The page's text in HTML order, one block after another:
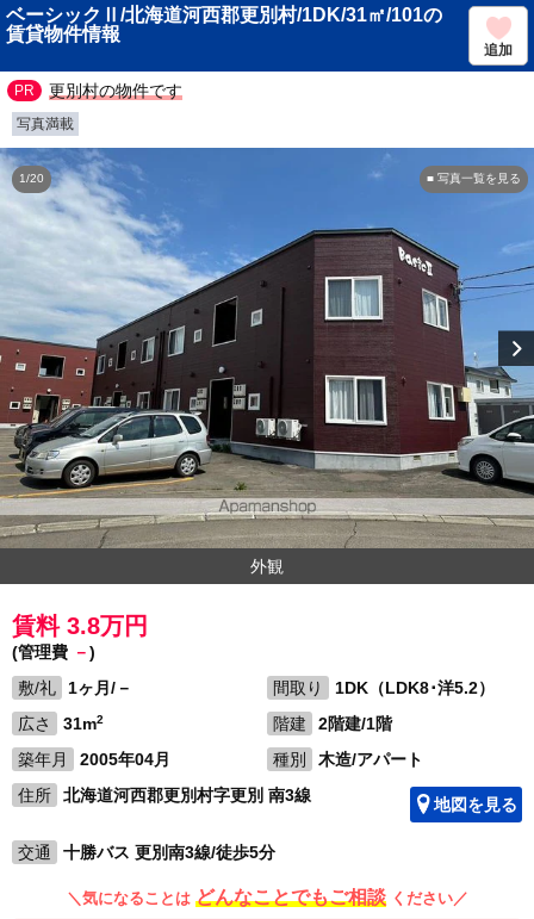
ベーシックⅡ/北海道河西郡更別村/1DK/31㎡/101の
賃貸物件情報
追加
更別村の物件です
写真満載
■ 写真一覧を見る
1/20
外観
賃料 3.8万円
(管理費 －)
敷/礼
1ヶ月/－ 間取り
1DK（LDK8･洋5.2）
広さ
31m2 階建
2階建/1階
築年月
2005年04月 種別
木造/アパート
住所
北海道河西郡更別村字更別 南3線 地図を見る
交通 十勝バス 更別南3線/徒歩5分
＼気になることは どんなことでもご相談 ください／